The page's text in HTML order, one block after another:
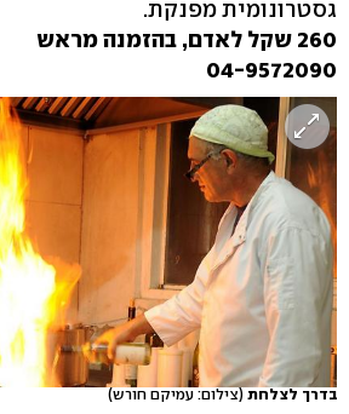
גסטרונומית מפנקת.
260 שקל לאדם, בהזמנה מראש
04-9572090
בדרך לצלחת (צילום: עמיקם חורש)